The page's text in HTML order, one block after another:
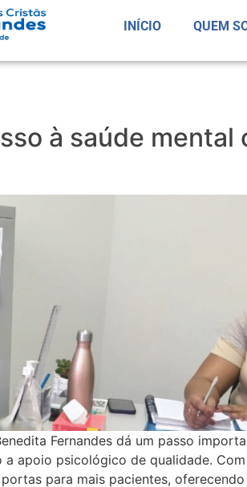
INÍCIO QUEM
à saúde
Fernandes dá um passo
a apoio psicológico de qualidade.
para mais pacientes,